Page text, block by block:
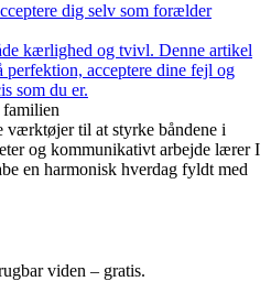
dig selv som forælder
kærlighed og tvivl. Denne artikel
acceptere dine fejl og
som du er.
familien
værktøjer til at styrke båndene i
og kommunikativt arbejde lærer I
en harmonisk hverdag fyldt med
viden – gratis.